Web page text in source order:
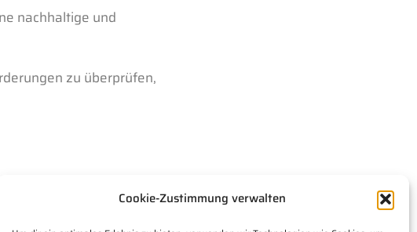
Cookie-Zustimmung verwalten
nachhaltige und
zu überprüfen,